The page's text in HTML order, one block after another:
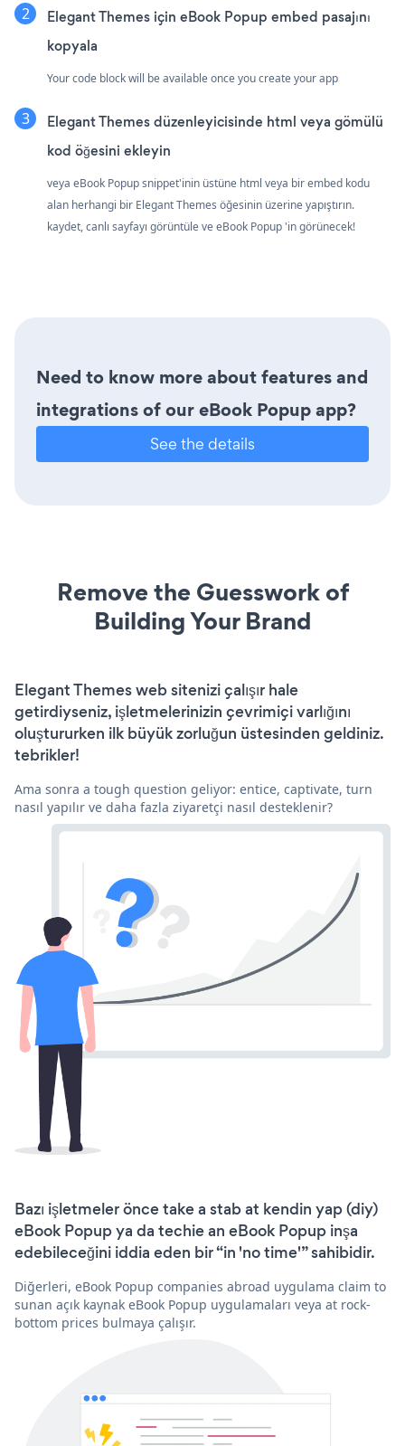
Elegant Themes için eBook Popup embed pasajını
kopyala
Your code block will be available once you create your app
Elegant Themes düzenleyicisinde html veya gömülü
kod öğesini ekleyin
veya eBook Popup snippet'inin üstüne html veya bir embed kodu
alan herhangi bir Elegant Themes öğesinin üzerine yapıştırın.
kaydet, canlı sayfayı görüntüle ve eBook Popup 'in görünecek!
Need to know more about features and
integrations of our eBook Popup app?
See the details
Remove the Guesswork of
Building Your Brand
Elegant Themes web sitenizi çalışır hale
getirdiyseniz, işletmelerinizin çevrimiçi varlığını
oluştururken ilk büyük zorluğun üstesinden geldiniz.
tebrikler!
Ama sonra a tough question geliyor: entice, captivate, turn
nasıl yapılır ve daha fazla ziyaretçi nasıl desteklenir?
Bazı işletmeler önce take a stab at kendin yap (diy)
eBook Popup ya da techie an eBook Popup inşa
edebileceğini iddia eden bir “in 'no time'” sahibidir.
Diğerleri, eBook Popup companies abroad uygulama claim to
sunan açık kaynak eBook Popup uygulamaları veya at rock-
bottom prices bulmaya çalışır.